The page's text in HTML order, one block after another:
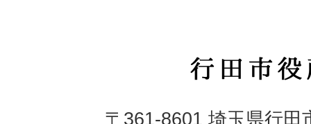
行
〒361-8601 埼玉県行田